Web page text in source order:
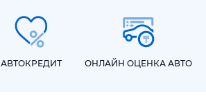
АВТОКРЕДИТ ОНЛАЙН ОЦЕНКА АВТО